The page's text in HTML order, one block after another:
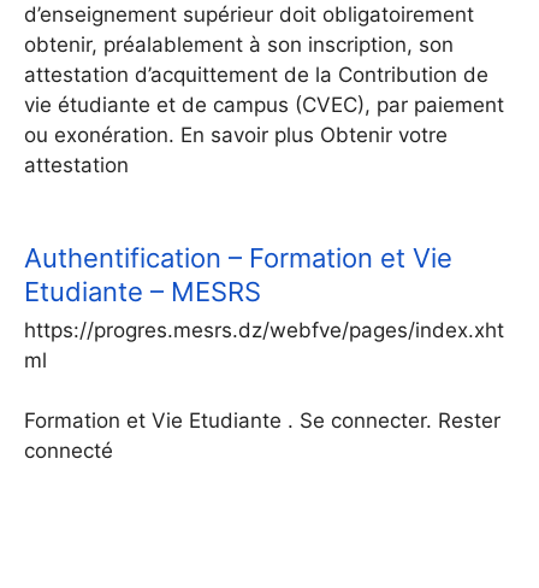
d’enseignement supérieur doit obligatoirement
obtenir, préalablement à son inscription, son
attestation d’acquittement de la Contribution de
vie étudiante et de campus (CVEC), par paiement
ou exonération. En savoir plus Obtenir votre
attestation
Authentification – Formation et Vie
Etudiante – MESRS
https://progres.mesrs.dz/webfve/pages/index.xht
ml
Formation et Vie Etudiante . Se connecter. Rester
connecté